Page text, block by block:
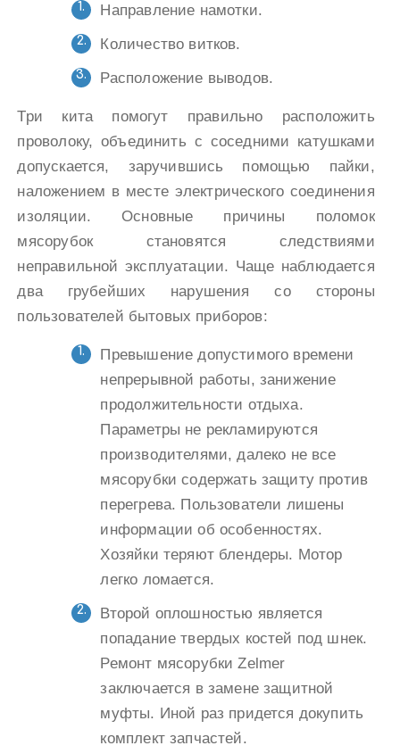
Направление намотки.
Количество витков.
Расположение выводов.
Три кита помогут правильно расположить
проволоку, объединить с соседними катушками
допускается, заручившись помощью пайки,
наложением в месте электрического соединения
изоляции. Основные причины поломок
мясорубок становятся следствиями
неправильной эксплуатации. Чаще наблюдается
два грубейших нарушения со стороны
пользователей бытовых приборов:
Превышение допустимого времени
непрерывной работы, занижение
продолжительности отдыха.
Параметры не рекламируются
производителями, далеко не все
мясорубки содержать защиту против
перегрева. Пользователи лишены
информации об особенностях.
Хозяйки теряют блендеры. Мотор
легко ломается.
Второй оплошностью является
попадание твердых костей под шнек.
Ремонт мясорубки Zelmer
заключается в замене защитной
муфты. Иной раз придется докупить
комплект запчастей.